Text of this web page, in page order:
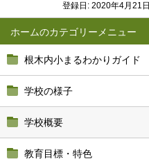
ホーム
根木内小まるわかりガイド
学校の様子
学校概要
教育目標・特色
登録日: 2020年4月21日